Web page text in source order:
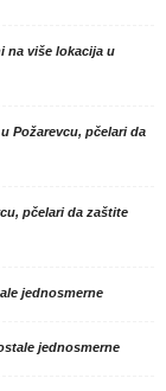
na više lokacija u
Požarevcu, pčelari da
pčelari da zaštite
jednosmerne
jednosmerne